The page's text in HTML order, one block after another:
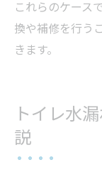
これらのケース
換や補修を行う
きます。
トイレ水
説